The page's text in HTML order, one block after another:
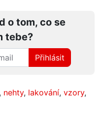
o tom, co se
tebe?
Přihlásit
, nehty, lakování, vzory,